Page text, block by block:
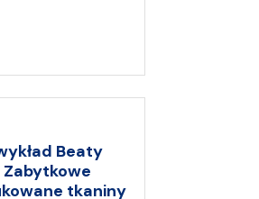
Beaty
Zabytkowe
tkaniny